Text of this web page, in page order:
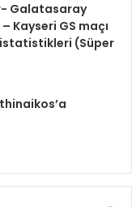
Galatasaray
Kayseri GS maçı
istatistikleri (Süper